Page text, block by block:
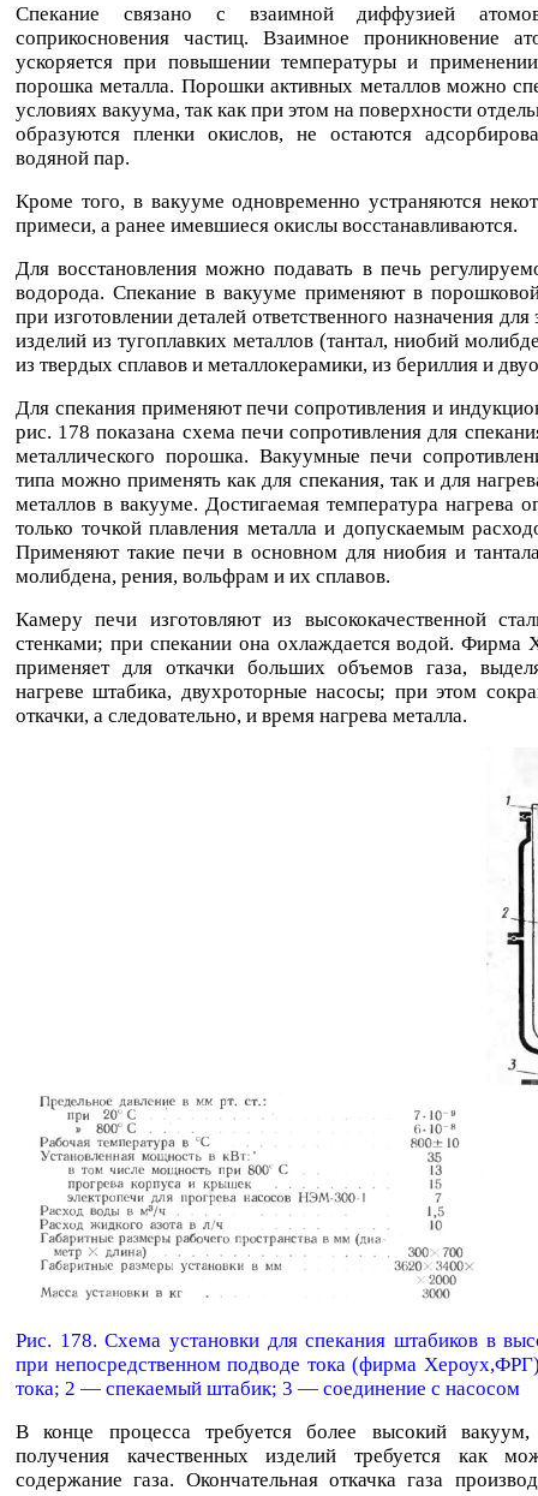
Спекание связано с взаимной диффузией
соприкосновения частиц. Взаимное проникновение
ускоряется при повышении температуры и
порошка металла. Порошки активных металлов можно
условиях вакуума, так как при этом на поверхности
образуются пленки окислов, не остаются
водяной пар.
Кроме того, в вакууме одновременно устраняются
примеси, а ранее имевшиеся окислы восстанавливаются.
Для восстановления можно подавать в печь
водорода. Спекание в вакууме применяют в
при изготовлении деталей ответственного назначения для
изделий из тугоплавких металлов (тантал, ниобий
из твердых сплавов и металлокерамики, из бериллия и
Для спекания применяют печи сопротивления и
рис. 178 показана схема печи сопротивления для
металлического порошка. Вакуумные печи
типа можно применять как для спекания, так и для
металлов в вакууме. Достигаемая температура нагрева
только точкой плавления металла и допускаемым
Применяют такие печи в основном для ниобия и
молибдена, рения, вольфрам и их сплавов.
Камеру печи изготовляют из высококачественной
стенками; при спекании она охлаждается водой. Фирма
применяет для откачки больших объемов газа,
нагреве штабика, двухроторные насосы; при этом
откачки, а следовательно, и время нагрева металла.
Рис. 178. Схема установки для спекания штабиков в
при непосредственном подводе тока (фирма
тока; 2 — спекаемый штабик; 3 — соединение с насосом
В конце процесса требуется более высокий
получения качественных изделий требуется как
содержание газа. Окончательная откачка газа